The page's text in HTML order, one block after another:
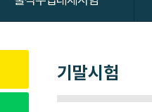
기말시험